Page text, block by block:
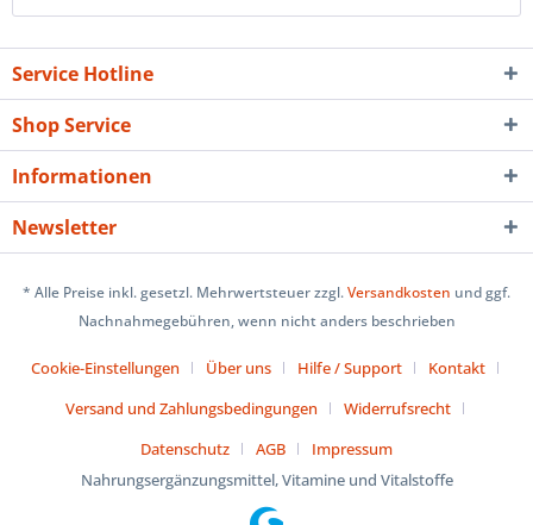
Service Hotline
Shop Service
Informationen
Newsletter
* Alle Preise inkl. gesetzl. Mehrwertsteuer zzgl.Versandkosten und ggf.
Nachnahmegebühren, wenn nicht anders beschrieben
Cookie-Einstellungen Über uns Hilfe / Support
Kontakt
Versand und Zahlungsbedingungen
Widerrufsrecht
Datenschutz
AGB
Impressum
Nahrungsergänzungsmittel, Vitamine und Vitalstoffe